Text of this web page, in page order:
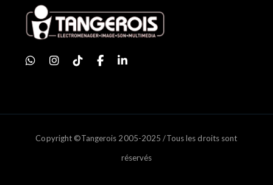
Copyright ©Tangerois 2005-2025 /Tous les droits sont
réservés